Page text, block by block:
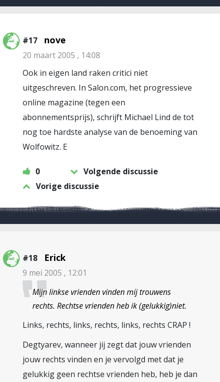
#17 nove
20 maart 2005 , 14:08
Ook in eigen land raken critici niet
uitgeschreven. In Salon.com, het progressieve
online magazine (tegen een
abonnementsprijs), schrijft Michael Lind de tot
nog toe hardste analyse van de benoeming van
Wolfowitz. E
0
Volgende discussie
Vorige discussie
#18 Erick
9 mei 2005 , 12:01
Mijn linkse vrienden vinden mij trouwens
rechts. Rechtse vrienden heb ik (gelukkig)niet.
Links, rechts, links, rechts, links, rechts CRAP !
Degtyarev, wanneer jij zegt dat jouw vrienden
jouw rechts vinden en je vervolgd met dat je
gelukkig geen rechtse vrienden heb, heb je dan